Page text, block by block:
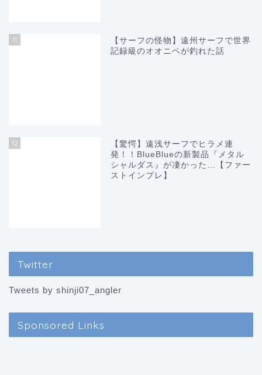
11
【サーフの怪物】遠州サーフで世界
記録級のオオニベが釣れた話
12
【驚愕】遠浅サーフでヒラメ連
発！！BlueBlueの新製品『メタル
シャルダス』が凄かった…【ファー
ストインプレ】
Twitter
Tweets by shinji07_angler
Sponsored Links